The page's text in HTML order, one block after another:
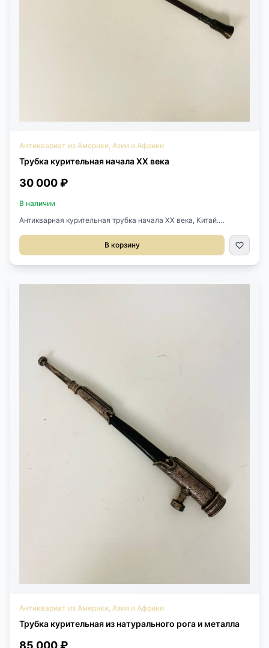
Антиквариат из Америки, Азии и Африки
Трубка курительная начала XX века
30 000 ₽
В наличии
Антикварная курительная трубка начала XX века, Китай.
предмет с характерной формой и историческим контекстом,
представляющий интерес для коллекции или интерьерной
В корзину
Антиквариат из Америки, Азии и Африки
Трубка курительная из натурального рога и металла
85 000 ₽